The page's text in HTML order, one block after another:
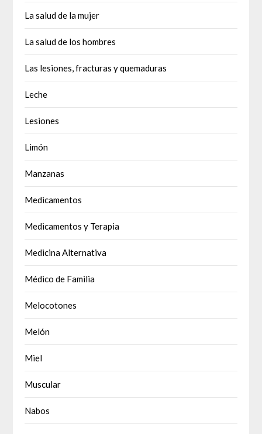
La salud de la mujer
La salud de los hombres
Las lesiones, fracturas y quemaduras
Leche
Lesiones
Limón
Manzanas
Medicamentos
Medicamentos y Terapia
Medicina Alternativa
Médico de Familia
Melocotones
Melón
Miel
Muscular
Nabos